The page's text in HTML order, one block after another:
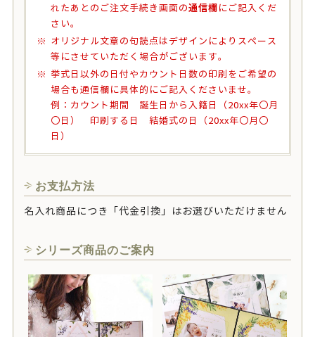
れたあとのご注文手続き画面の通信欄 にご記入くだ
さい。
オリジナル文章の句読点はデザインによりスペース
等にさせていただく場合がございます。
挙式日以外の日付やカウント日数の印刷をご希望の
場合も通信欄に具体的にご記入くださいませ。
例：カウント期間 誕生日から入籍日（20xx年〇月
〇日） 印刷する日 結婚式の日（20xx年〇月〇
日）
お支払方法
名入れ商品につき「代金引換」はお選びいただけません
シリーズ商品のご案内